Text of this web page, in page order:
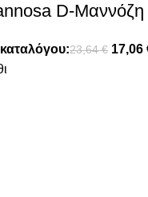
D-
23,64€ 17,06